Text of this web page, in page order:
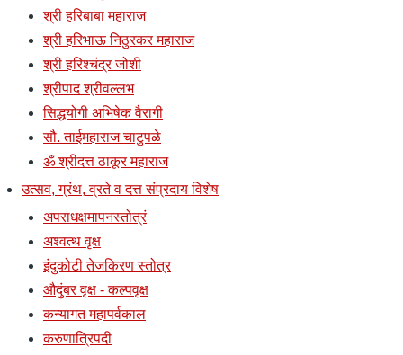
श्री हरिबाबा महाराज
श्री हरिभाऊ निठुरकर महाराज
श्री हरिश्चंद्र जोशी
श्रीपाद श्रीवल्लभ
सिद्धयोगी अभिषेक वैरागी
सौ. ताईमहाराज चाटुपळे
ॐ श्रीदत्त ठाकूर महाराज
उत्सव, ग्रंथ, व्रते व दत्त संप्रदाय विशेष
अपराधक्षमापनस्तोत्रं
अश्वत्थ वृक्ष
इंदुकोटी तेजकिरण स्तोत्र
औदुंबर वृक्ष - कल्पवृक्ष
कन्यागत महापर्वकाल
करुणात्रिपदी